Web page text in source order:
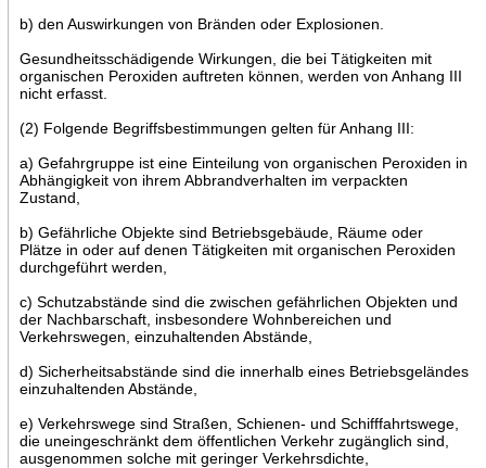
b) den Auswirkungen von Bränden oder Explosionen.
Gesundheitsschädigende Wirkungen, die bei Tätigkeiten mit
organischen Peroxiden auftreten können, werden von Anhang III
nicht erfasst.
(2) Folgende Begriffsbestimmungen gelten für Anhang III:
a) Gefahrgruppe ist eine Einteilung von organischen Peroxiden in
Abhängigkeit von ihrem Abbrandverhalten im verpackten
Zustand,
b) Gefährliche Objekte sind Betriebsgebäude, Räume oder
Plätze in oder auf denen Tätigkeiten mit organischen Peroxiden
durchgeführt werden,
c) Schutzabstände sind die zwischen gefährlichen Objekten und
der Nachbarschaft, insbesondere Wohnbereichen und
Verkehrswegen, einzuhaltenden Abstände,
d) Sicherheitsabstände sind die innerhalb eines Betriebsgeländes
einzuhaltenden Abstände,
e) Verkehrswege sind Straßen, Schienen- und Schifffahrtswege,
die uneingeschränkt dem öffentlichen Verkehr zugänglich sind,
ausgenommen solche mit geringer Verkehrsdichte,